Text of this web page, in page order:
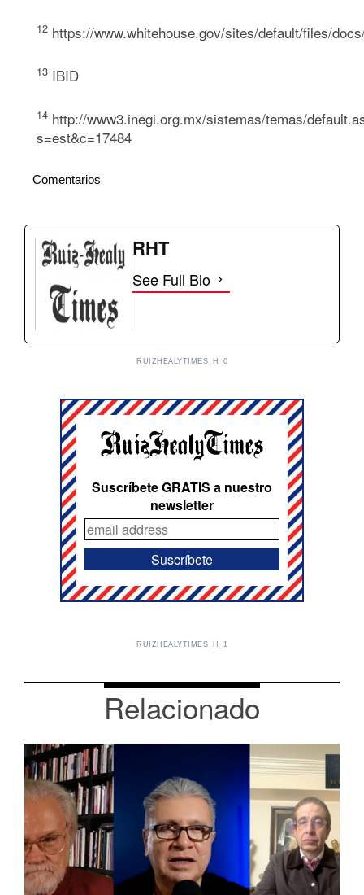
12 https://www.whitehouse.gov/sites/default/files/
13 IBID
14 http://www3.inegi.org.mx/sistemas/temas/
s=est&c=17484
Comentarios
RHT
See Full Bio
RUIZHEALYTIMES_H_0
Suscríbete GRATIS a nuestro
newsletter
RUIZHEALYTIMES_H_1
Relacionado